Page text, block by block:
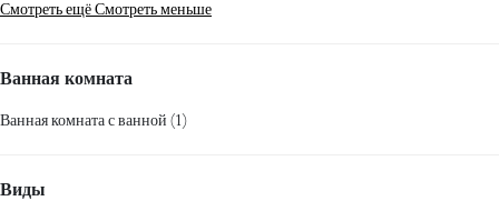
Смотреть ещё Смотреть меньше
Ванная комната
Ванная комната с ванной (1)
Виды